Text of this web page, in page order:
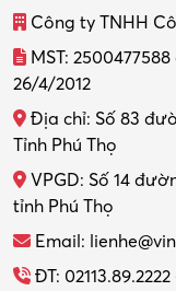
Công ty TNHH
MST:
26/4/2012
Địa chỉ: Số 83
Tỉnh Phú Thọ
VPGD: Số 14
tỉnh Phú Thọ
Email:
ĐT: